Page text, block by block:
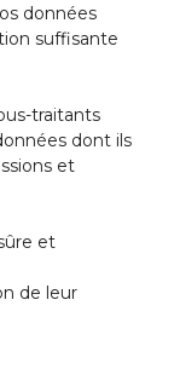
données
suffisante
traitants
dont ils
et
et
de leur